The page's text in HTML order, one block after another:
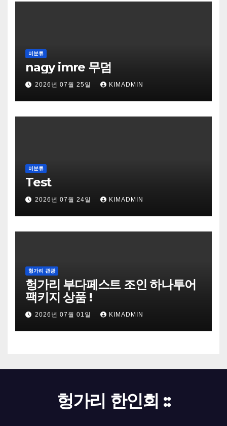
미분류
nagy imre 무덤
2026년 07월 25일 KIMADMIN
미분류
Test
2026년 07월 24일 KIMADMIN
헝가리 관광
헝가리 부다페스트 조인 하나투어
팩키지 상품 !
2026년 07월 01일 KIMADMIN
헝가리 한인회 ::